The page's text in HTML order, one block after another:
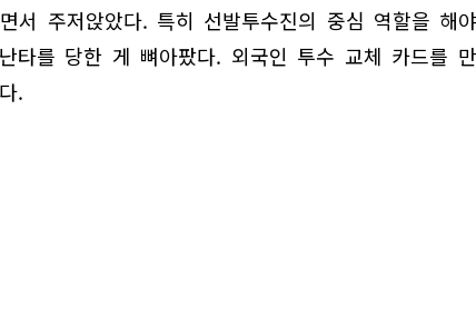
서 주저앉았다. 특히 선발투수진의 중심 역할을 해
타를 당한 게 뼈아팠다. 외국인 투수 교체 카드를
.